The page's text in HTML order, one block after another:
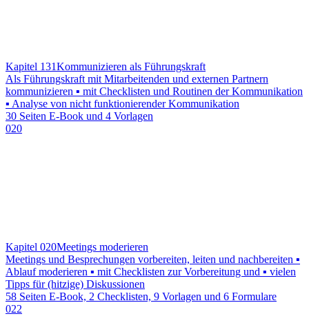
Kapitel 131Kommunizieren als Führungskraft
Als Führungskraft mit Mitarbeitenden und externen Partnern
kommunizieren ▪ mit Checklisten und Routinen der Kommunikation
▪ Analyse von nicht funktionierender Kommunikation
30 Seiten E-Book und 4 Vorlagen
020
Kapitel 020Meetings moderieren
Meetings und Besprechungen vorbereiten, leiten und nachbereiten ▪
Ablauf moderieren ▪ mit Checklisten zur Vorbereitung und ▪ vielen
Tipps für (hitzige) Diskussionen
58 Seiten E-Book, 2 Checklisten, 9 Vorlagen und 6 Formulare
022